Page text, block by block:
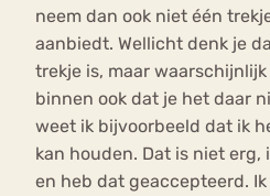
neem dan ook niet één
aanbiedt. Wellicht denk je
trekje is, maar
binnen ook dat je het daar
weet ik bijvoorbeeld dat ik
kan houden. Dat is niet
en heb dat geaccepteerd.